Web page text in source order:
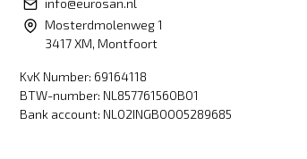
info@eurosan.nl
Mosterdmolenweg 1
3417 XM, Montfoort
KvK Number: 69164118
BTW-number: NL857761560B01
Bank account: NL02INGB0005289685